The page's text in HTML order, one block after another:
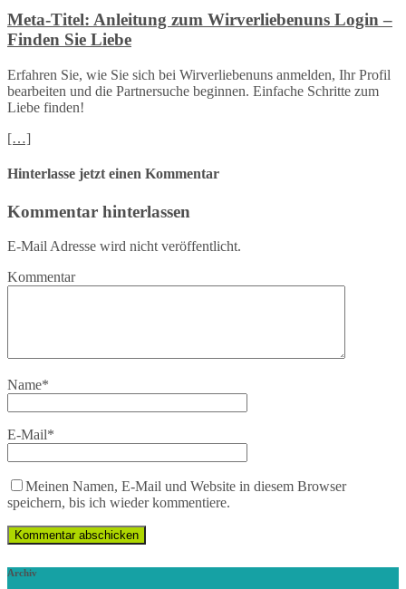
Meta-Titel: Anleitung zum Wirverliebenuns Login –
Finden Sie Liebe
Erfahren Sie, wie Sie sich bei Wirverliebenuns anmelden, Ihr Profil
bearbeiten und die Partnersuche beginnen. Einfache Schritte zum
Liebe finden!
[…]
Hinterlasse jetzt einen Kommentar
Kommentar hinterlassen
E-Mail Adresse wird nicht veröffentlicht.
Kommentar
Name*
E-Mail*
Meinen Namen, E-Mail und Website in diesem Browser
speichern, bis ich wieder kommentiere.
Archiv